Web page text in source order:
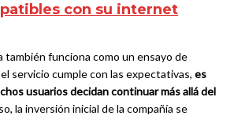
con su internet
también funciona como un ensayo de
servicio cumple con las expectativas, es
usuarios decidan continuar más allá del
la inversión inicial de la compañía se